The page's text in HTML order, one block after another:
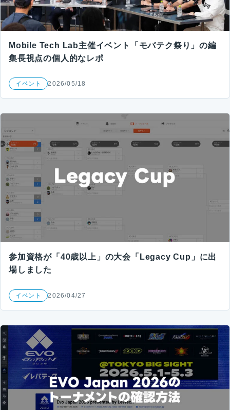
Mobile Tech Lab主催イベント「モバテク祭り」の編
集長視点の個人的なレポ
イベント 2026/05/18
参加資格が「40歳以上」の大会「Legacy Cup」に出
場しました
イベント 2026/04/27